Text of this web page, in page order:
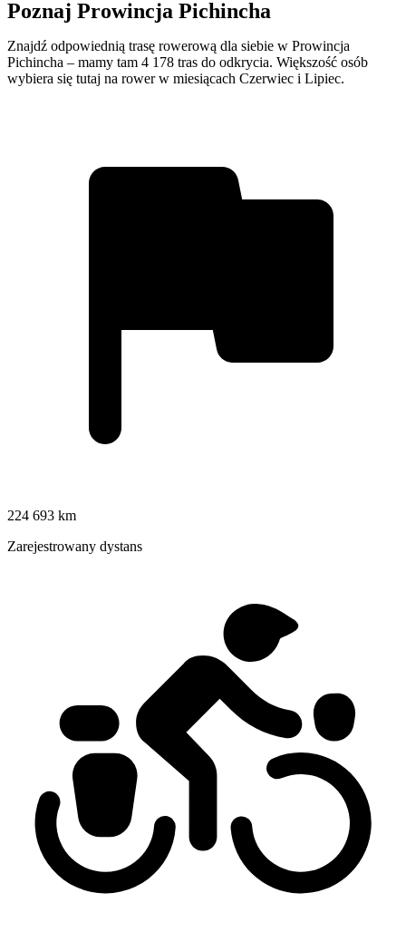
Poznaj Prowincja Pichincha
Znajdź odpowiednią trasę rowerową dla siebie w Prowincja
Pichincha – mamy tam 4 178 tras do odkrycia. Większość osób
wybiera się tutaj na rower w miesiącach Czerwiec i Lipiec.
224 693 km
Zarejestrowany dystans